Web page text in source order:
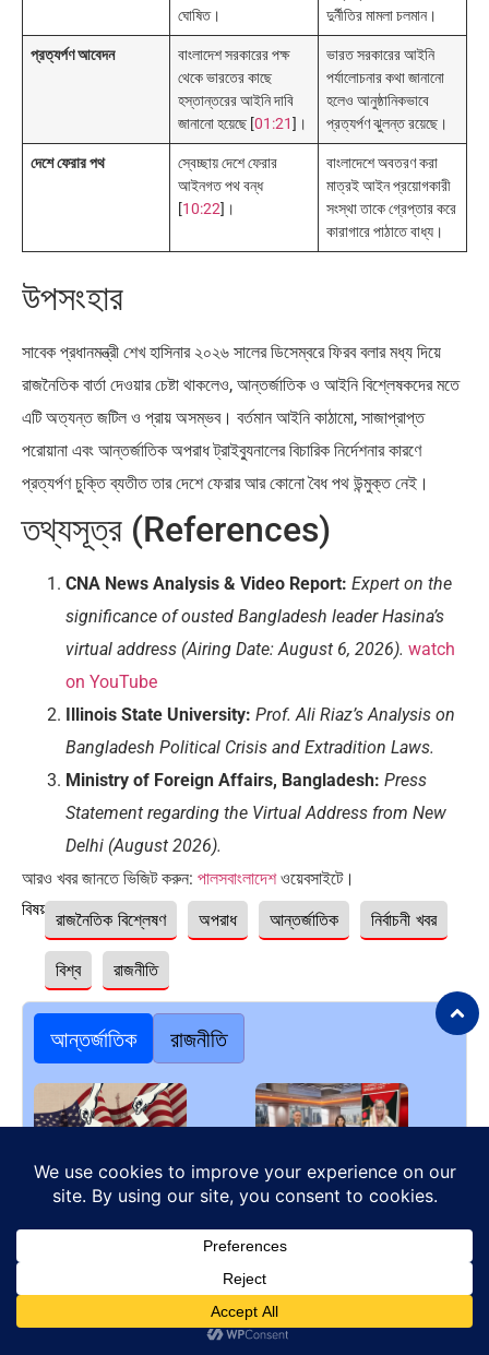
ঘোষিত।
দুর্নীতির মামলা চলমান।
প্রত্যর্পণ আবেদন
বাংলাদেশ সরকারের পক্ষ
থেকে ভারতের কাছে
হস্তান্তরের আইনি দাবি
জানানো হয়েছে [01:21]।
ভারত সরকারের আইনি
পর্যালোচনার কথা জানানো
হলেও আনুষ্ঠানিকভাবে
প্রত্যর্পণ ঝুলন্ত রয়েছে।
দেশে ফেরার পথ
স্বেচ্ছায় দেশে ফেরার
আইনগত পথ বন্ধ
[10:22]।
বাংলাদেশে অবতরণ করা
মাত্রই আইন প্রয়োগকারী
সংস্থা তাকে গ্রেপ্তার করে
কারাগারে পাঠাতে বাধ্য।
উপসংহার
সাবেক প্রধানমন্ত্রী শেখ হাসিনার ২০২৬ সালের ডিসেম্বরে ফিরব বলার মধ্য দিয়ে
রাজনৈতিক বার্তা দেওয়ার চেষ্টা থাকলেও, আন্তর্জাতিক ও আইনি বিশ্লেষকদের মতে
এটি অত্যন্ত জটিল ও প্রায় অসম্ভব। বর্তমান আইনি কাঠামো, সাজাপ্রাপ্ত
পরোয়ানা এবং আন্তর্জাতিক অপরাধ ট্রাইব্যুনালের বিচারিক নির্দেশনার কারণে
প্রত্যর্পণ চুক্তি ব্যতীত তার দেশে ফেরার আর কোনো বৈধ পথ উন্মুক্ত নেই।
তথ্যসূত্র (References)
CNA News Analysis & Video Report: Expert on the
significance of ousted Bangladesh leader Hasina’s
virtual address (Airing Date: August 6, 2026). watch
on YouTube
Illinois State University: Prof. Ali Riaz’s Analysis on
Bangladesh Political Crisis and Extradition Laws.
Ministry of Foreign Affairs, Bangladesh: Press
Statement regarding the Virtual Address from New
Delhi (August 2026).
আরও খবর জানতে ভিজিট করুন: পালসবাংলাদেশওয়েবসাইটে।
বিষয়ঃ রাজনৈতিক বিশ্লেষণ অপরাধ আন্তর্জাতিক নির্বাচনী খবর
বিশ্ব রাজনীতি
আন্তর্জাতিক রাজনীতি
মার্কিন নির্বাচন ও বাংলাদেশের রাজনীতি:…
নয়াদিল্লিতে সাবেক প্রধানমন্ত্রী শেখ